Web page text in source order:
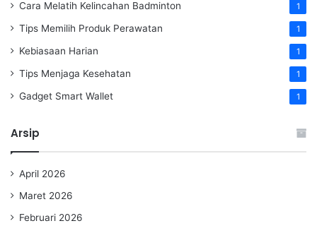
Cara Melatih Kelincahan Badminton 1
Tips Memilih Produk Perawatan 1
Kebiasaan Harian 1
Tips Menjaga Kesehatan 1
Gadget Smart Wallet 1
Arsip
April 2026
Maret 2026
Februari 2026